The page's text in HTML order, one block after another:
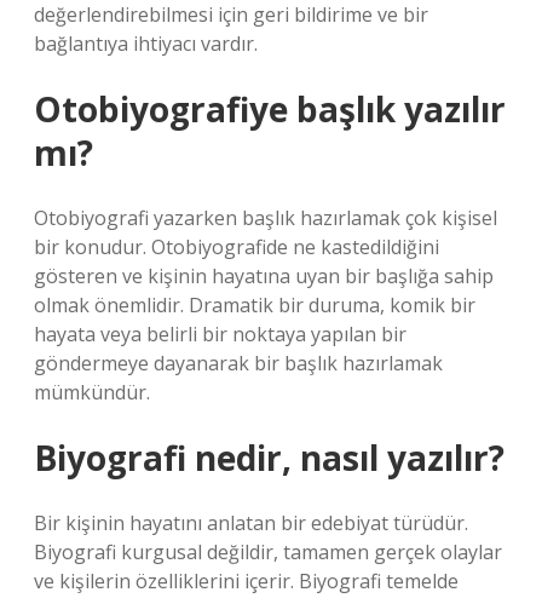
değerlendirebilmesi için geri bildirime ve bir
bağlantıya ihtiyacı vardır.
Otobiyografiye başlık yazılır
mı?
Otobiyografi yazarken başlık hazırlamak çok kişisel
bir konudur. Otobiyografide ne kastedildiğini
gösteren ve kişinin hayatına uyan bir başlığa sahip
olmak önemlidir. Dramatik bir duruma, komik bir
hayata veya belirli bir noktaya yapılan bir
göndermeye dayanarak bir başlık hazırlamak
mümkündür.
Biyografi nedir, nasıl yazılır?
Bir kişinin hayatını anlatan bir edebiyat türüdür.
Biyografi kurgusal değildir, tamamen gerçek olaylar
ve kişilerin özelliklerini içerir. Biyografi temelde